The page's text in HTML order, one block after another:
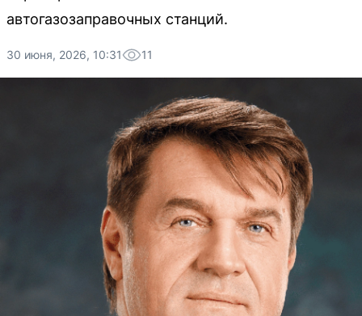
автогазозаправочных станций.
30 июня, 2026, 10:31 11